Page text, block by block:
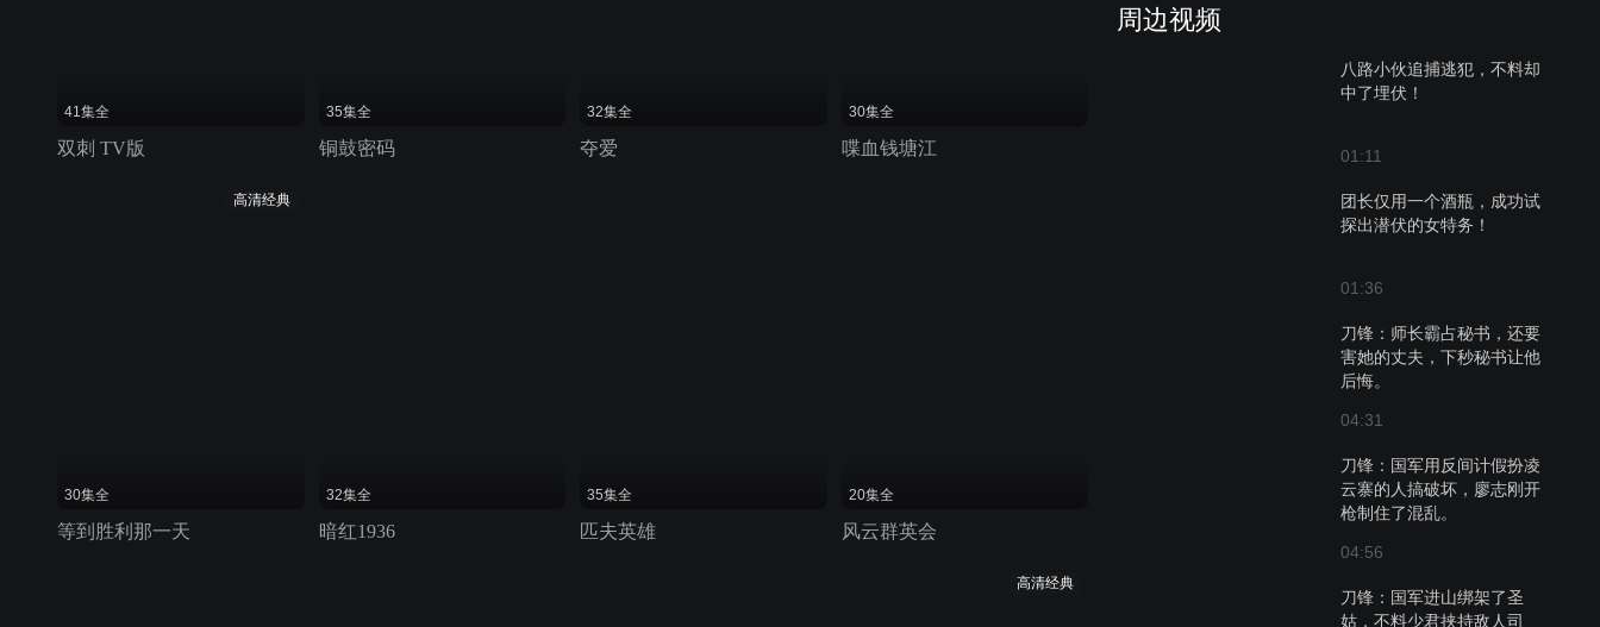
周边视频
八路小伙追捕逃犯，不料却
中了埋伏！
01:11
团长仅用一个酒瓶，成功试
探出潜伏的女特务！
01:36
刀锋：师长霸占秘书，还要
害她的丈夫，下秒秘书让他
后悔。
04:31
刀锋：国军用反间计假扮凌
云寨的人搞破坏，廖志刚开
枪制住了混乱。
04:56
刀锋：国军进山绑架了圣
姑，不料少君挟持敌人司
41集全
双刺 TV版
35集全
铜鼓密码
32集全
夺爱
30集全
喋血钱塘江
高清经典
30集全
等到胜利那一天
32集全
暗红1936
35集全
匹夫英雄
20集全
风云群英会
高清经典